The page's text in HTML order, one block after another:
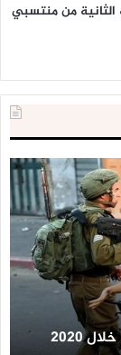
الثانية من منتسبي